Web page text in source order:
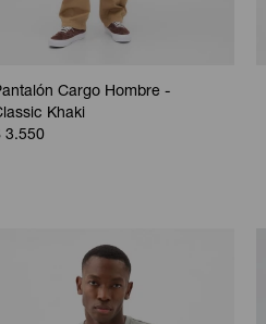
Cargo Hombre -
Khaki
3.550